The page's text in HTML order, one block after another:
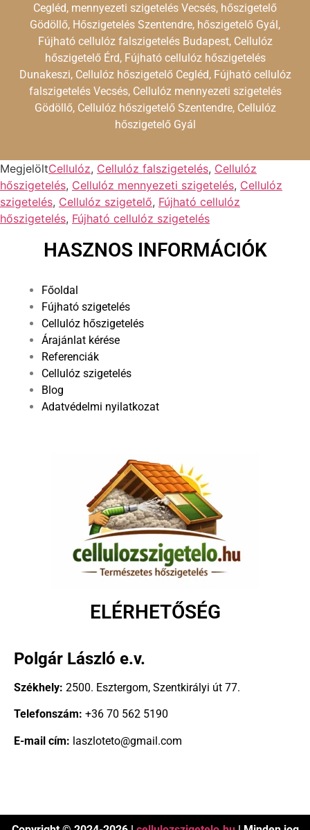
Cegléd, mennyezeti szigetelés Vecsés, hőszigetelő
Gödöllő, Hőszigetelés Szentendre, hőszigetelő Gyál,
Fújható cellulóz falszigetelés Budapest, Cellulóz
hőszigetelő Érd, Fújható cellulóz hőszigetelés
Dunakeszi, Cellulóz hőszigetelő Cegléd, Fújható cellulóz
falszigetelés Vecsés, Cellulóz mennyezeti szigetelés
Gödöllő, Cellulóz hőszigetelő Szentendre, Cellulóz
hőszigetelő Gyál
MegjelöltCellulóz, Cellulóz falszigetelés, Cellulóz
hőszigetelés, Cellulóz mennyezeti szigetelés, Cellulóz
szigetelés, Cellulóz szigetelő, Fújható cellulóz
hőszigetelés, Fújható cellulóz szigetelés
HASZNOS INFORMÁCIÓK
Főoldal
Fújható szigetelés
Cellulóz hőszigetelés
Árajánlat kérése
Referenciák
Cellulóz szigetelés
Blog
Adatvédelmi nyilatkozat
ELÉRHETŐSÉG
Polgár László e.v.
Székhely: 2500. Esztergom, Szentkirályi út 77.
Telefonszám: +36 70 562 5190
E-mail cím: laszloteto@gmail.com